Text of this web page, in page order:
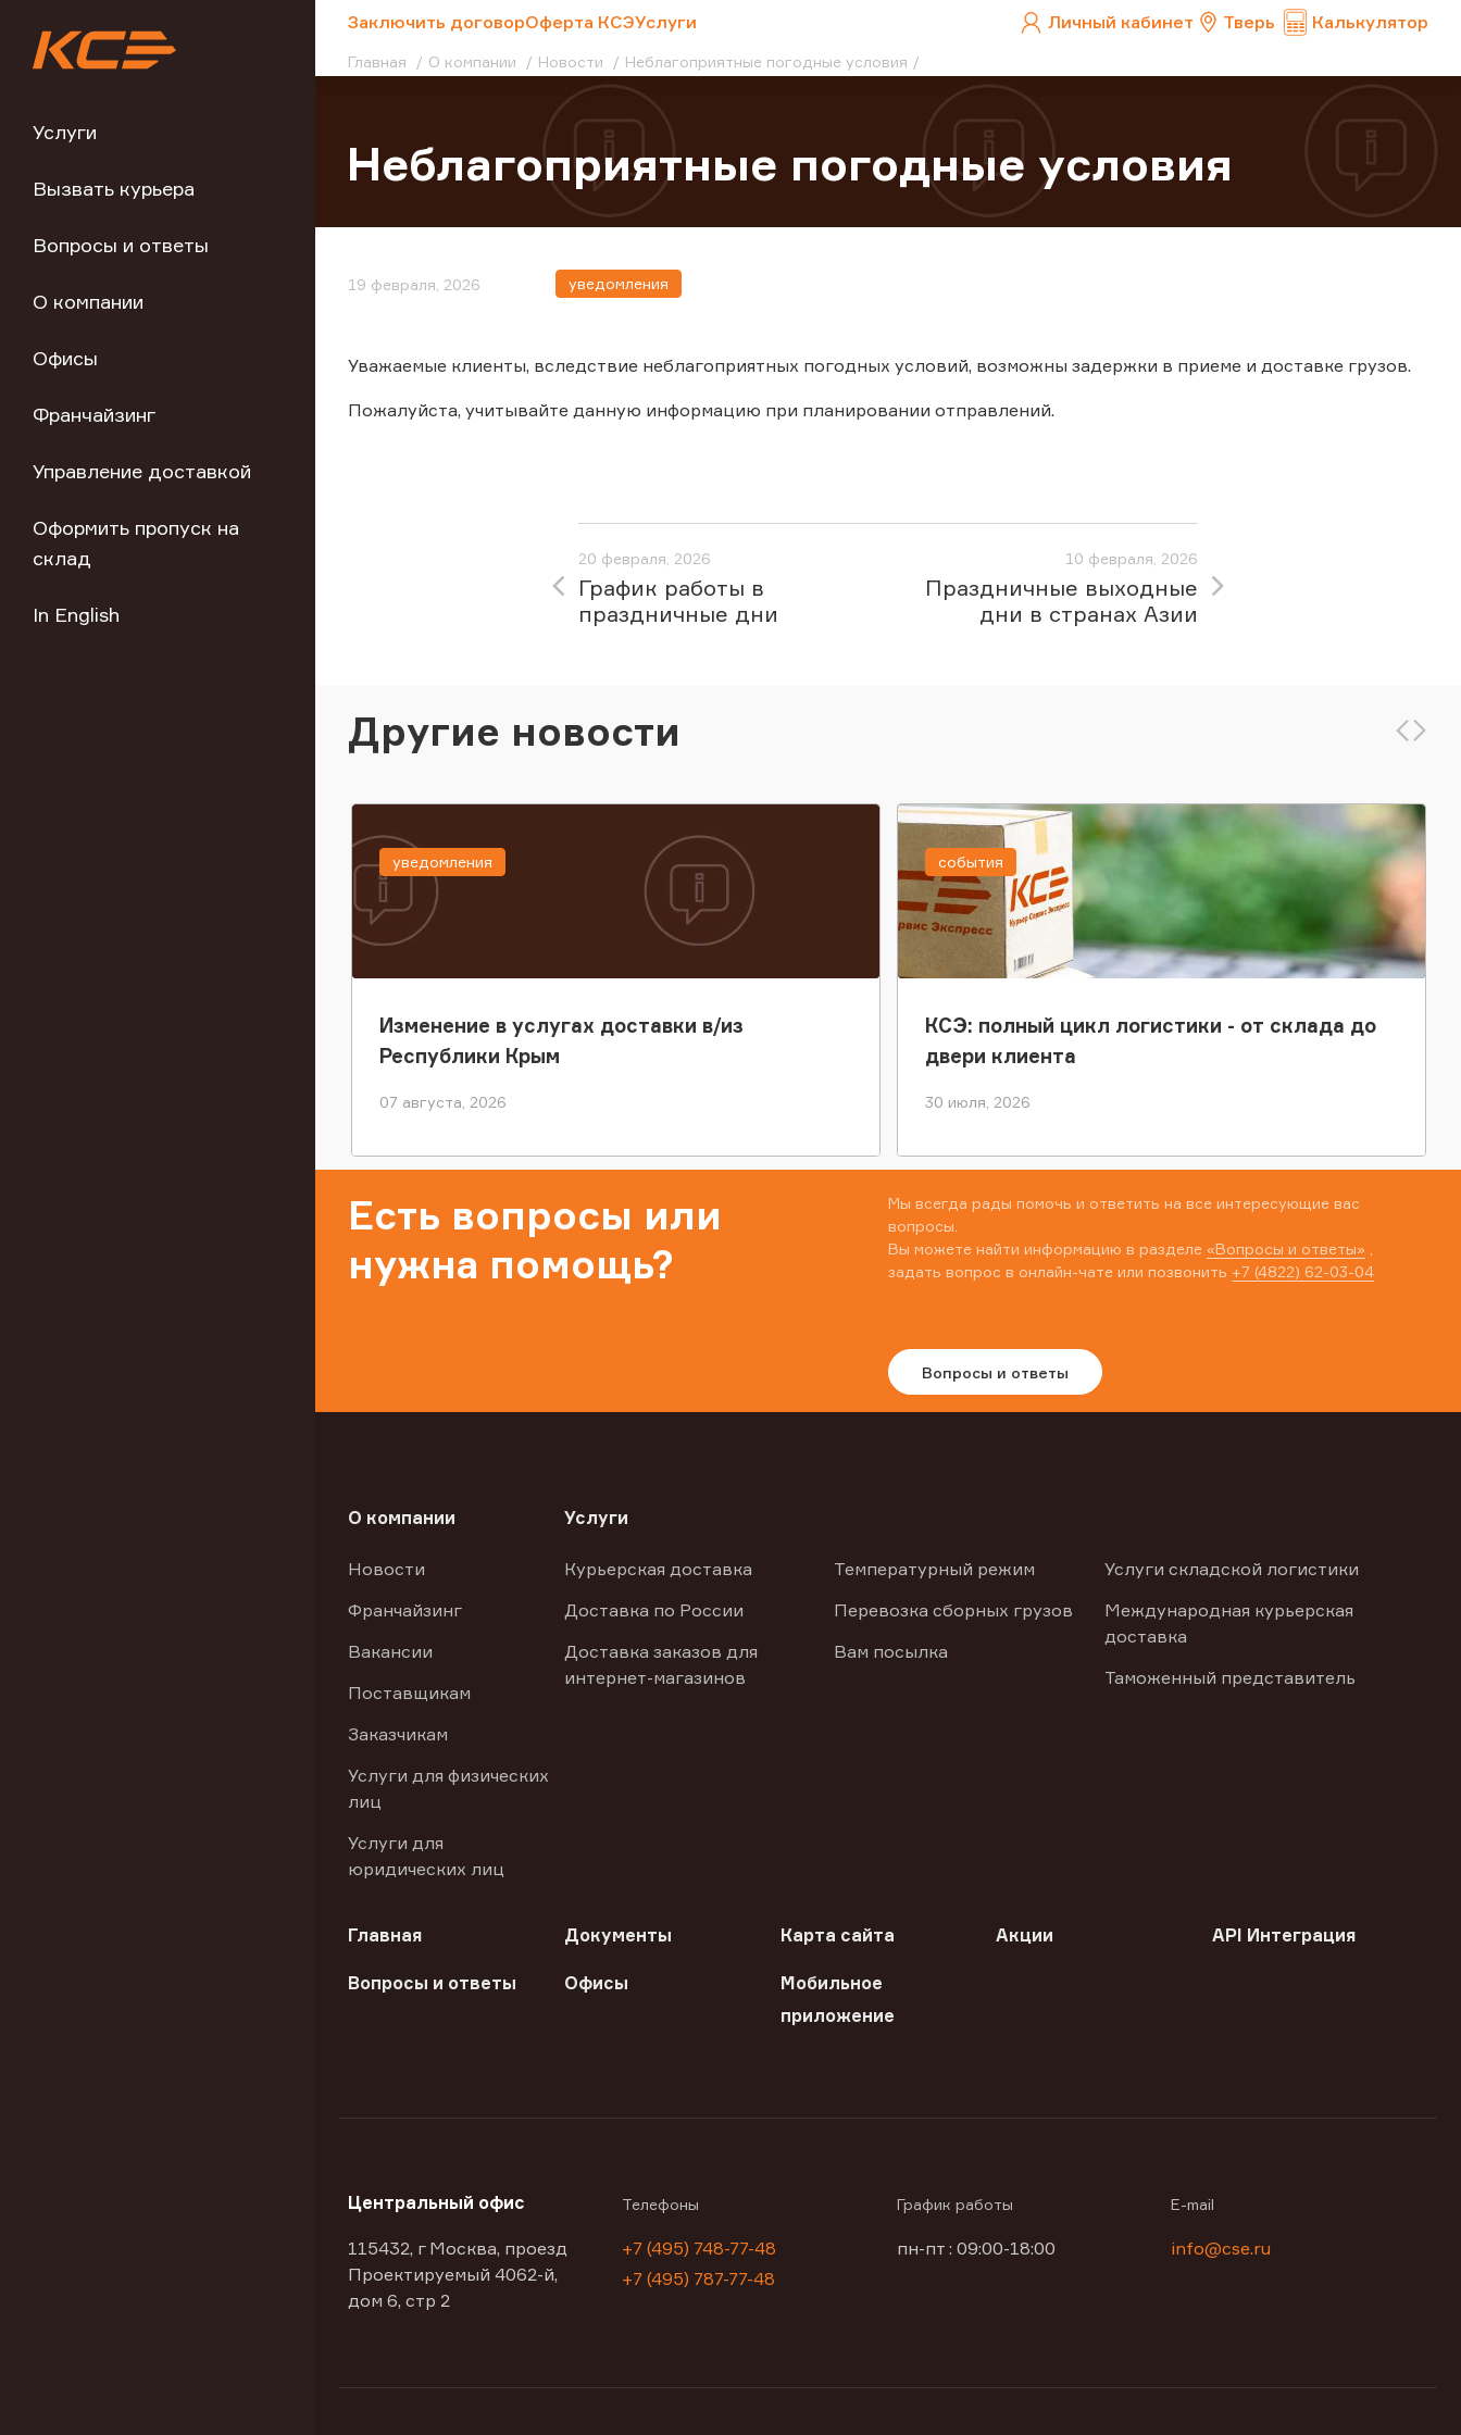
Услуги
Вызвать курьера
Вопросы и ответы
О компании
Офисы
Франчайзинг
Управление доставкой
Оформить пропуск на
склад
In English
Заключить договорОферта КСЭУслуги Личный кабинет Тверь Калькулятор
Главная О компании Новости Неблагоприятные погодные условия
Неблагоприятные погодные условия
19 февраля, 2026 уведомления
Уважаемые клиенты, вследствие неблагоприятных погодных условий, возможны задержки в приеме и доставке грузов.
Пожалуйста, учитывайте данную информацию при планировании отправлений.
20 февраля, 2026
График работы в
праздничные дни
10 февраля, 2026
Праздничные выходные
дни в странах Азии
Другие новости
Изменение в услугах доставки в/из
Республики Крым
07 августа, 2026
уведомления
КСЭ: полный цикл логистики - от склада до
двери клиента
30 июля, 2026
события
Есть вопросы или
нужна помощь?
Мы всегда рады помочь и ответить на все интересующие вас
вопросы.
Вы можете найти информацию в разделе «Вопросы и ответы»
задать вопрос в онлайн-чате или позвонить +7 (4822) 62-03-04
Вопросы и ответы
О компании
Новости
Франчайзинг
Вакансии
Поставщикам
Заказчикам
Услуги для физических
лиц
Услуги для
юридических лиц
Услуги
Курьерская доставка
Доставка по России
Доставка заказов для
интернет-магазинов
Температурный режим
Перевозка сборных грузов
Вам посылка
Услуги складской логистики
Международная курьерская
доставка
Таможенный представитель
Главная Документы Карта сайта Акции API Интеграция
Вопросы и ответы Офисы
Мобильное
приложение
Центральный офис
115432, г Москва, проезд
Проектируемый 4062-й,
дом 6, стр 2
Телефоны
+7 (495) 748-77-48
+7 (495) 787-77-48
График работы
пн-пт : 09:00-18:00
E-mail
info@cse.ru